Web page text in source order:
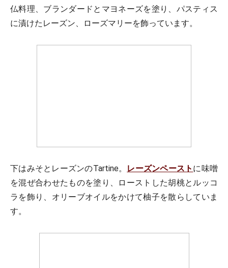
仏料理、ブランダードとマヨネーズを塗り、パスティス
に漬けたレーズン、ローズマリーを飾っています。
下はみそとレーズンのTartine。 レーズンペースト に味噌
を混ぜ合わせたものを塗り、ローストした胡桃とルッコ
ラを飾り、オリーブオイルをかけて柚子を散らしていま
す。